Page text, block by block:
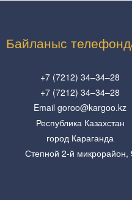
Байланыс
+7 (7212) 34–34–28
+7 (7212) 34–34–28
Email goroo@kargoo.kz
Республика Казахстан
город Караганда
Степной 2-й микрорайон,